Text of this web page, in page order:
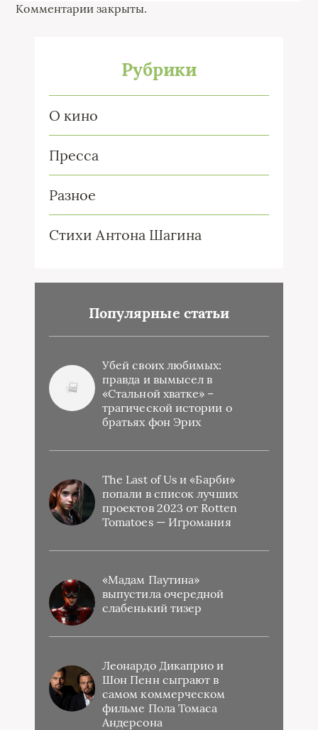
Комментарии закрыты.
Рубрики
О кино
Пресса
Разное
Стихи Антона Шагина
Популярные статьи
Убей своих любимых:
правда и вымысел в
«Стальной хватке» –
трагической истории о
братьях фон Эрих
The Last of Us и «Барби»
попали в список лучших
проектов 2023 от Rotten
Tomatoes — Игромания
«Мадам Паутина»
выпустила очередной
слабенький тизер
Леонардо Дикаприо и
Шон Пенн сыграют в
самом коммерческом
фильме Пола Томаса
Андерсона